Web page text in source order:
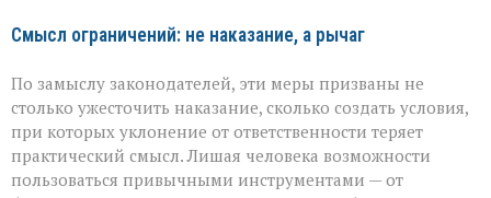
Смысл ограничений: не наказание, а рычаг
По замыслу законодателей, эти меры призваны не
столько ужесточить наказание, сколько создать условия,
при которых уклонение от ответственности теряет
практический смысл. Лишая человека возможности
пользоваться привычными инструментами — от